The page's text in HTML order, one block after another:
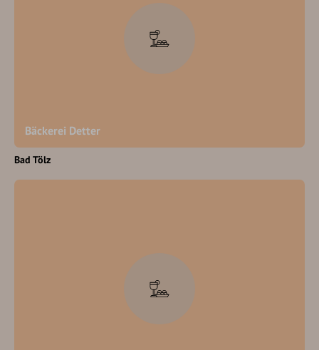
Bäckerei Detter
Bad Tölz